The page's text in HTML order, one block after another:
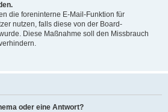
die foreninterne E-Mail-Funktion für
nutzen, falls diese von der Board-
Diese Maßnahme soll den Missbrauch
oder eine Antwort?